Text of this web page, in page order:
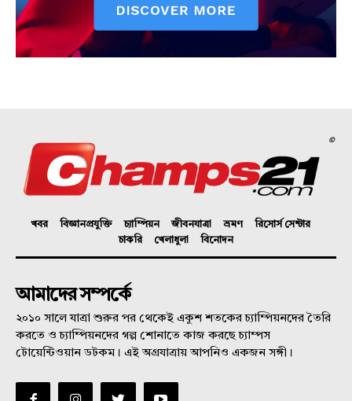
©
খবর বিজ্ঞানপ্রযুক্তি চ্যাম্পিয়ন জীবনযাত্রা ভ্রমণ
রিসোর্স সেন্টার
চাকরি
খেলাধুলা বিনোদন
আমাদের সম্পর্কে
২০১০ সালে যাত্রা শুরুর পর থেকেই একুশ শতকের চ্যাম্পিয়নদের তৈরি
করতে ও চ্যাম্পিয়নদের গল্প শোনাতে কাজ করছে চ্যাম্পস
টোয়েন্টিওয়ান ডটকম। এই অগ্রযাত্রায় আপনিও একজন সঙ্গী।